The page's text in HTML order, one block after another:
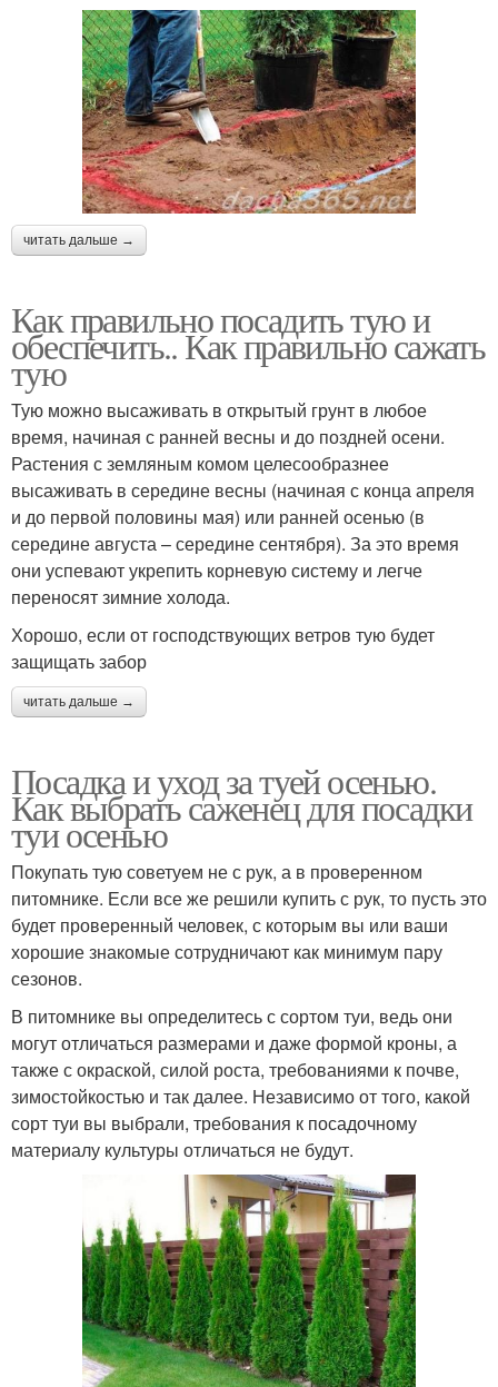
читать дальше →
Как правильно посадить тую и
обеспечить.. Как правильно сажать
тую
Тую можно высаживать в открытый грунт в любое
время, начиная с ранней весны и до поздней осени.
Растения с земляным комом целесообразнее
высаживать в середине весны (начиная с конца апреля
и до первой половины мая) или ранней осенью (в
середине августа – середине сентября). За это время
они успевают укрепить корневую систему и легче
переносят зимние холода.
Хорошо, если от господствующих ветров тую будет
защищать забор
читать дальше →
Посадка и уход за туей осенью.
Как выбрать саженец для посадки
туи осенью
Покупать тую советуем не с рук, а в проверенном
питомнике. Если все же решили купить с рук, то пусть это
будет проверенный человек, с которым вы или ваши
хорошие знакомые сотрудничают как минимум пару
сезонов.
В питомнике вы определитесь с сортом туи, ведь они
могут отличаться размерами и даже формой кроны, а
также с окраской, силой роста, требованиями к почве,
зимостойкостью и так далее. Независимо от того, какой
сорт туи вы выбрали, требования к посадочному
материалу культуры отличаться не будут.